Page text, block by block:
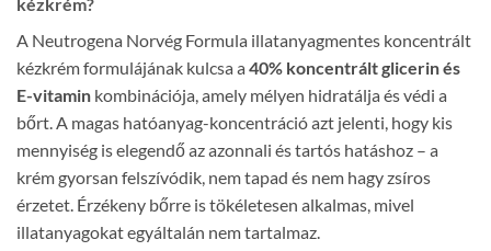
A Neutrogena Norvég Formula illatanyagmentes koncentrált
kézkrém formulájának kulcsa a 40% koncentrált glicerin és
E-vitamin kombinációja, amely mélyen hidratálja és védi a
bőrt. A magas hatóanyag-koncentráció azt jelenti, hogy kis
mennyiség is elegendő az azonnali és tartós hatáshoz – a
krém gyorsan felszívódik, nem tapad és nem hagy zsíros
érzetet. Érzékeny bőrre is tökéletesen alkalmas, mivel
illatanyagokat egyáltalán nem tartalmaz.